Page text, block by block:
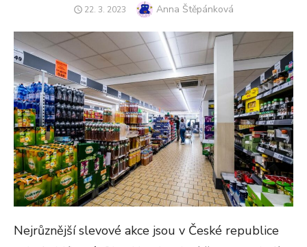
POSTED
22. 3. 2023 Author
Anna Štěpánková
Nejrůznější slevové akce jsou v České republice